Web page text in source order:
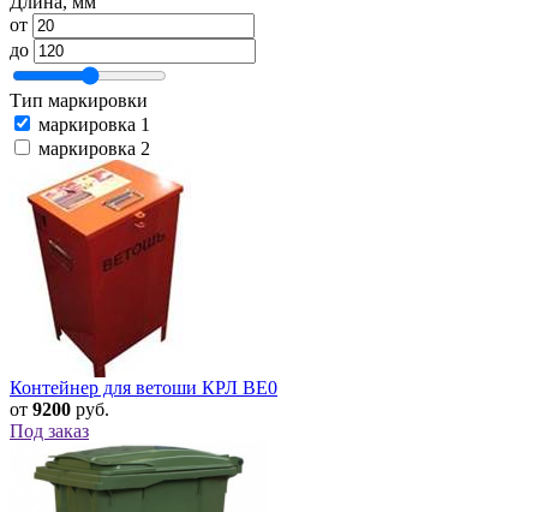
от
до
Тип маркировки
маркировка 1
маркировка 2
Контейнер для ветоши КРЛ ВЕ0
от 9200 руб.
Под заказ